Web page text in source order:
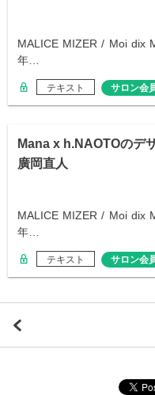
MALICE MIZER / Moi dix
年…
テキスト サロン会
Mana x h.NAOTOのデ
廣岡直人
MALICE MIZER / Moi dix
年…
テキスト サロン会